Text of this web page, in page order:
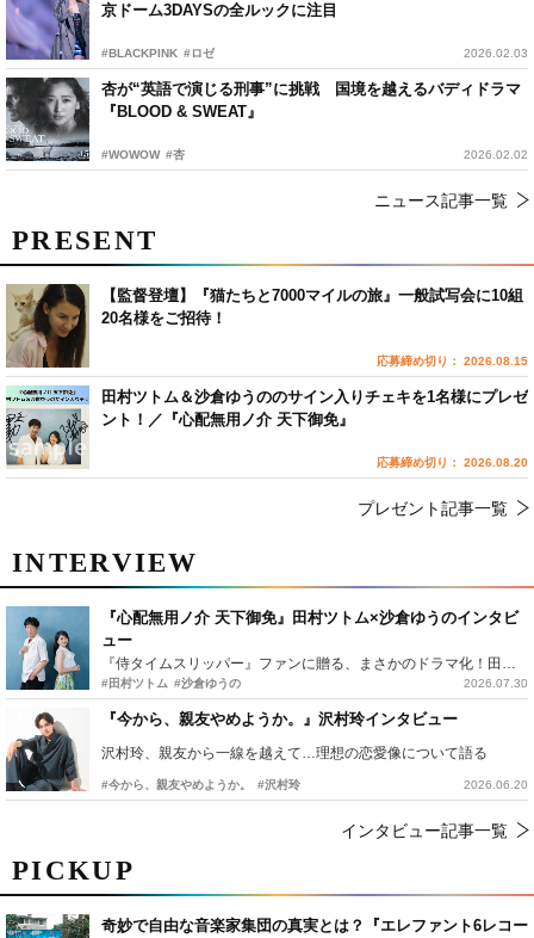
京ドーム3DAYSの全ルックに注目
#BLACKPINK #ロゼ 2026.02.03
杏が“英語で演じる刑事”に挑戦 国境を越えるバディドラマ
『BLOOD & SWEAT』
#WOWOW #杏 2026.02.02
ニュース記事一覧
PICKUP
奇妙で自由な音楽家集団の真実とは？『エレファント6レコー
INTERVIEW
『心配無用ノ介 天下御免』田村ツトム×沙倉ゆうのインタビ
ュー
#田村ツトム #沙倉ゆうの 2026.07.30
『今から、親友やめようか。』沢村玲インタビュー
沢村玲、親友から一線を越えて…理想の恋愛像について語る
#今から、親友やめようか。 #沢村玲 2026.06.20
インタビュー記事一覧
PRESENT
【監督登壇】『猫たちと7000マイルの旅』一般試写会に10組
20名様をご招待！
応募締め切り： 2026.08.15
田村ツトム＆沙倉ゆうののサイン入りチェキを1名様にプレゼ
ント！／『心配無用ノ介 天下御免』
応募締め切り： 2026.08.20
プレゼント記事一覧